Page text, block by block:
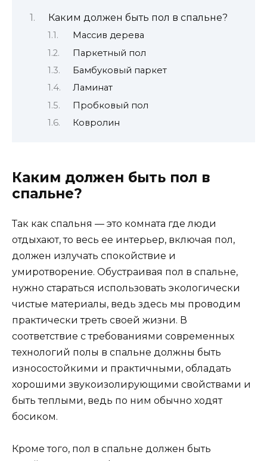
Каким должен быть пол в спальне?
Массив дерева
Паркетный пол
Бамбуковый паркет
Ламинат
Пробковый пол
Ковролин
Каким должен быть пол в
спальне?
Так как спальня — это комната где люди
отдыхают, то весь ее интерьер, включая пол,
должен излучать спокойствие и
умиротворение. Обустраивая пол в спальне,
нужно стараться использовать экологически
чистые материалы, ведь здесь мы проводим
практически треть своей жизни. В
соответствие с требованиями современных
технологий полы в спальне должны быть
износостойкими и практичными, обладать
хорошими звукоизолирующими свойствами и
быть теплыми, ведь по ним обычно ходят
босиком.
Кроме того, пол в спальне должен быть